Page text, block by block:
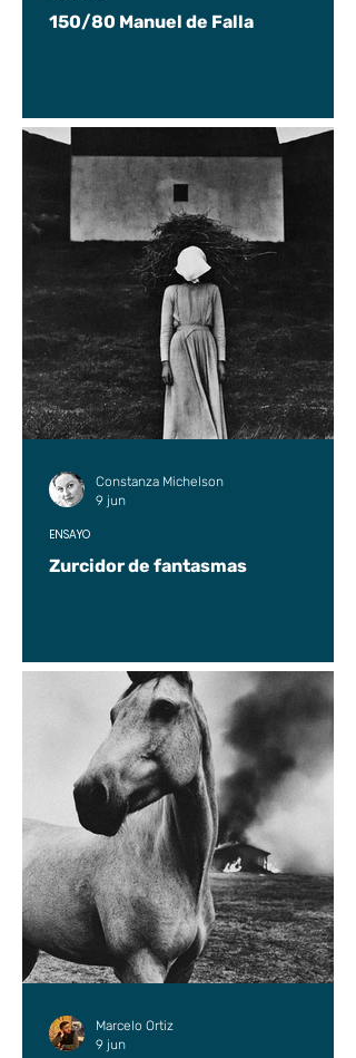
150/80 Manuel de Falla
Zurcidor de fantasmas
ENSAYO
Constanza Michelson
9 jun
Marcelo Ortiz
9 jun